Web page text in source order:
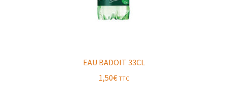
EAU BADOIT 33CL
1,50€ TTC